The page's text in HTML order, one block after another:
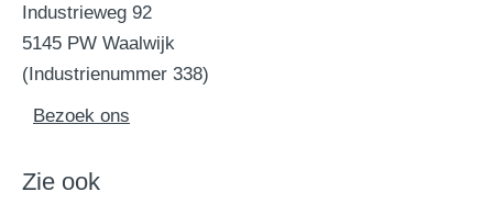
Industrieweg 92
5145 PW Waalwijk
(Industrienummer 338)
Bezoek ons
Zie ook